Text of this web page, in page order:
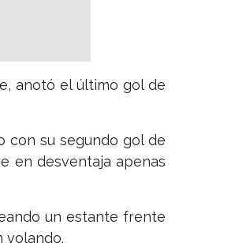
anotó el último gol de
con su segundo gol de
en desventaja apenas
un estante frente
volando.